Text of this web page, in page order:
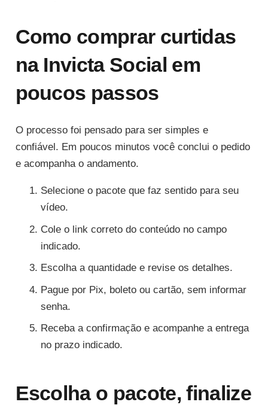
Como comprar curtidas
na Invicta Social em
poucos passos
O processo foi pensado para ser simples e
confiável. Em poucos minutos você conclui o pedido
e acompanha o andamento.
Selecione o pacote que faz sentido para seu
vídeo.
Cole o link correto do conteúdo no campo
indicado.
Escolha a quantidade e revise os detalhes.
Pague por Pix, boleto ou cartão, sem informar
senha.
Receba a confirmação e acompanhe a entrega
no prazo indicado.
Escolha o pacote, finalize